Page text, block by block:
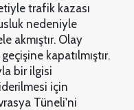
trafik kazası
nedeniyle
akmıştır. Olay
kapatılmıştır.
bir ilgisi
için
Tüneli'ni